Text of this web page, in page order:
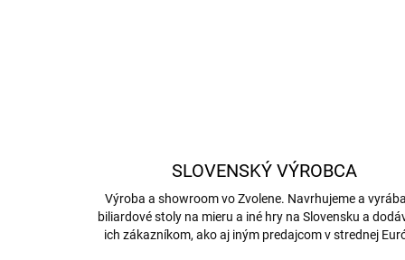
SLOVENSKÝ VÝROBCA
Výroba a showroom vo Zvolene. Navrhujeme a
biliardové stoly na mieru a iné hry na Slovensku a
ich zákazníkom, ako aj iným predajcom v strednej